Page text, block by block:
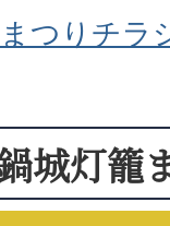
つりチラ
城灯籠